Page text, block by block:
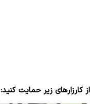
از کارزارهای زیر حمایت کنید: